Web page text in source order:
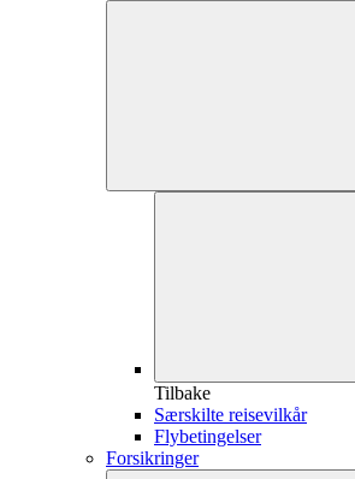
Tilbake
Særskilte reisevilkår
Flybetingelser
Forsikringer